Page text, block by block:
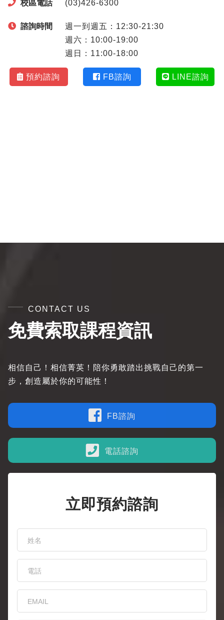
校區電話 (03)426-6300
諮詢時間
週一到週五：12:30-21:30
週六：10:00-19:00
週日：11:00-18:00
預約諮詢 FB諮詢 LINE諮詢
CONTACT US
免費索取課程資訊
相信自己！相信菁英！陪你勇敢踏出挑戰自己的第一
步，創造屬於你的可能性！
FB諮詢
電話諮詢
立即預約諮詢